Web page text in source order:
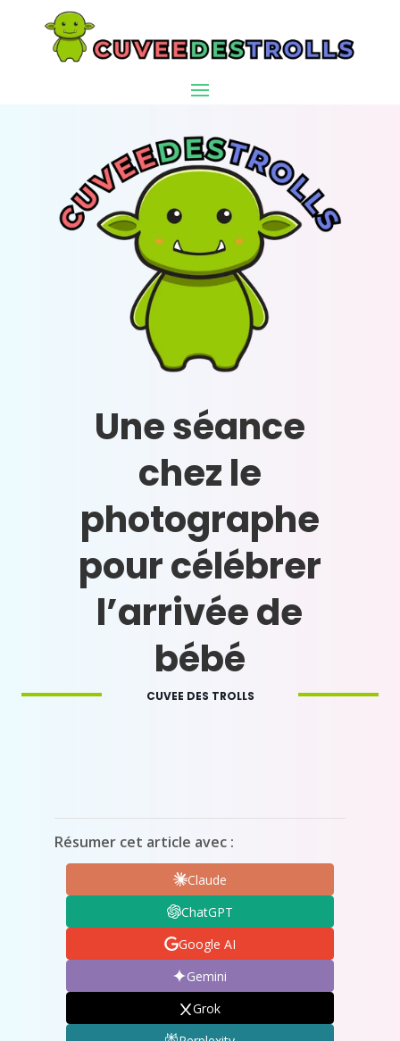
Une séance
chez le
photographe
pour célébrer
l’arrivée de
bébé
CUVEE DES TROLLS
Résumer cet article avec :
Claude
ChatGPT
Google AI
Gemini
Grok